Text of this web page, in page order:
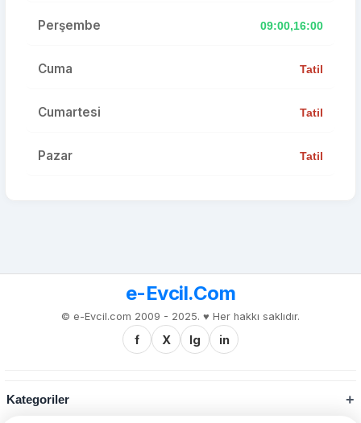
Perşembe 09:00,16:00
Cuma Tatil
Cumartesi Tatil
Pazar Tatil
e-Evcil.Com
© e-Evcil.com 2009 - 2025. ♥️ Her hakkı saklıdır.
f X Ig in
Kategoriler